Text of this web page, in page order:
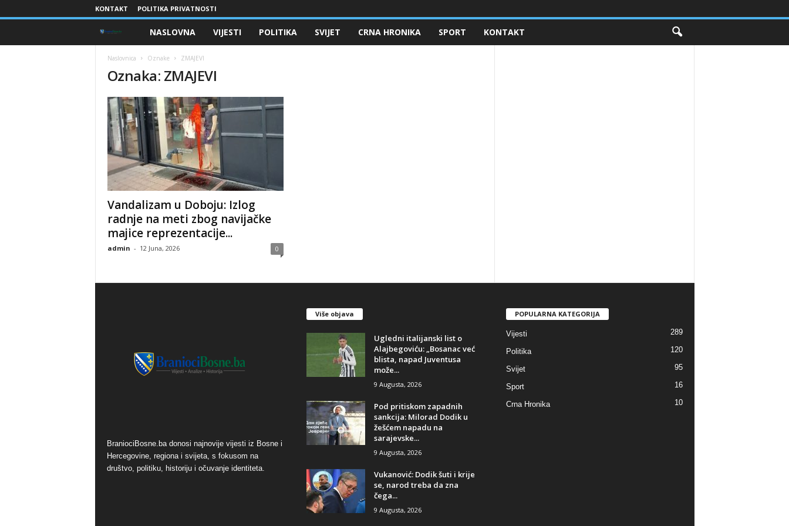
KONTAKT POLITIKA PRIVATNOSTI
r
a
n
i
o
B
NASLOVNA VIJESTI POLITIKA SVIJET CRNA HRONIKA SPORT KONTAKT
Naslovnica Oznake ZMAJEVI
Oznaka: ZMAJEVI
​Vandalizam u Doboju: Izlog
radnje na meti zbog navijačke
majice reprezentacije...
admin - 12 Juna, 2026 0
BraniociBosne.ba donosi najnovije vijesti iz Bosne i
Hercegovine, regiona i svijeta, s fokusom na
društvo, politiku, historiju i očuvanje identiteta.
Više objava
​Ugledni italijanski list o
Alajbegoviću: „Bosanac već
blista, napad Juventusa
može...
9 Augusta, 2026
​Pod pritiskom zapadnih
sankcija: Milorad Dodik u
žešćem napadu na
sarajevske...
9 Augusta, 2026
​Vukanović: Dodik šuti i krije
se, narod treba da zna
čega...
9 Augusta, 2026
POPULARNA KATEGORIJA
Vijesti 289
Politika 120
Svijet 95
Sport 16
Crna Hronika 10